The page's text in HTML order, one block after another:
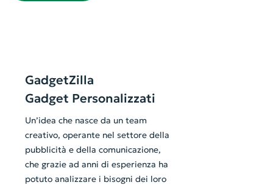
GadgetZilla
Gadget Personalizzati
Un’idea che nasce da un team
creativo, operante nel settore della
pubblicità e della comunicazione,
che grazie ad anni di esperienza ha
potuto analizzare i bisogni dei loro